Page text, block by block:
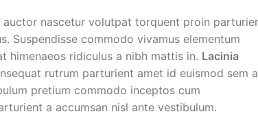
auctor nascetur volutpat torquent proin
Suspendisse commodo vivamus elementum
ridiculus a nibh mattis in. Lacinia
rutrum parturient amet id euismod sem
pretium commodo inceptos cum
a accumsan nisl ante vestibulum.